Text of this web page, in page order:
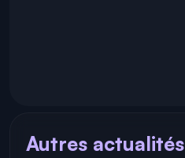
Autres actualités